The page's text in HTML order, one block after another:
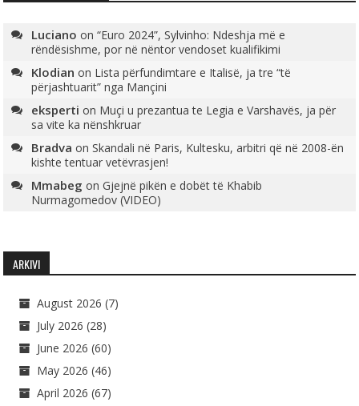
Luciano on“Euro 2024”, Sylvinho: Ndeshja më e
rëndësishme, por në nëntor vendoset kualifikimi
Klodian on Lista përfundimtare e Italisë, ja tre “të
përjashtuarit” nga Mançini
eksperti on Muçi u prezantua te Legia e Varshavës, ja për
sa vite ka nënshkruar
Bradva onSkandali në Paris, Kultesku, arbitri që në 2008-ën
kishte tentuar vetëvrasjen!
Mmabeg onGjejnë pikën e dobët të Khabib
Nurmagomedov (VIDEO)
ARKIVI
August 2026 (7)
July 2026 (28)
June 2026 (60)
May 2026 (46)
April 2026 (67)